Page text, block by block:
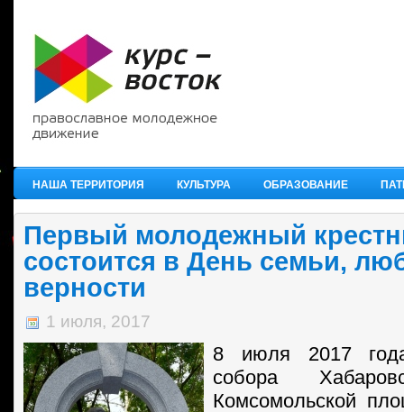
НАША ТЕРРИТОРИЯ КУЛЬТУРА ОБРАЗОВАНИЕ
Первый молодежный
состоится в День семьи,
верности
1 июля, 2017
8 июля 2017
собора
Комсомольской